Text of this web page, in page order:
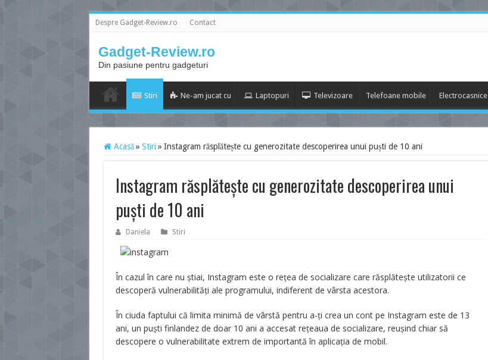
Despre Gadget-Review.ro Contact
Gadget-Review.ro
Din pasiune pentru gadgeturi
Stiri Ne-am jucat cu Laptopuri Televizoare Telefoane mobile Electrocasnice
Acasă » Stiri » Instagram răsplătește cu generozitate descoperirea unui puști de 10 ani
Instagram răsplătește cu generozitate descoperirea unui
puști de 10 ani
Daniela Stiri
În cazul în care nu știai, Instagram este o rețea de socializare care răsplătește utilizatorii ce
descoperă vulnerabilități ale programului, indiferent de vârsta acestora.
În ciuda faptului că limita minimă de vârstă pentru a-ți crea un cont pe Instagram este de 13
ani, un puști finlandez de doar 10 ani a accesat rețeaua de socializare, reușind chiar să
descopere o vulnerabilitate extrem de importantă în aplicația de mobil.